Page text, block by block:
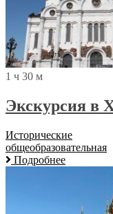
1 ч 30 м
Экскурсия в
Исторические
общеобразовательная
Подробнее